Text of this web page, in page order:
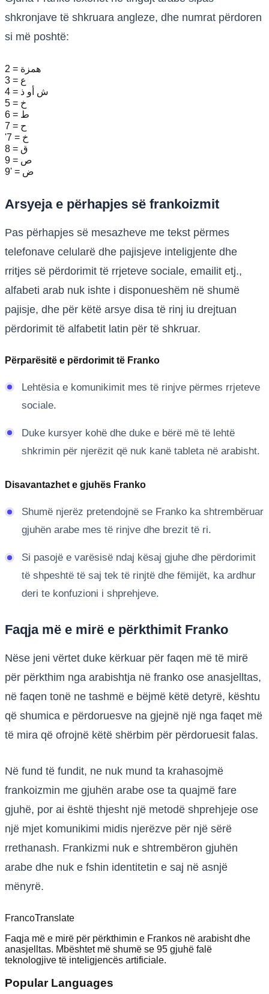
shkronjave të shkruara angleze, dhe numrat përdoren
si më poshtë:
2 = همزة
3 = ع
4 = ش أو ذ
5 = خ
6 = ط
7 = ح
'7 = خ
8 = ق
9 = ص
9' = ض
Arsyeja e përhapjes së frankoizmit
Pas përhapjes së mesazheve me tekst përmes
telefonave celularë dhe pajisjeve inteligjente dhe
rritjes së përdorimit të rrjeteve sociale, emailit etj.,
alfabeti arab nuk ishte i disponueshëm në shumë
pajisje, dhe për këtë arsye disa të rinj iu drejtuan
përdorimit të alfabetit latin për të shkruar.
Përparësitë e përdorimit të Franko
Lehtësia e komunikimit mes të rinjve përmes rrjeteve
sociale.
Duke kursyer kohë dhe duke e bërë më të lehtë
shkrimin për njerëzit që nuk kanë tableta në arabisht.
Disavantazhet e gjuhës Franko
Shumë njerëz pretendojnë se Franko ka shtrembëruar
gjuhën arabe mes të rinjve dhe brezit të ri.
Si pasojë e varësisë ndaj kësaj gjuhe dhe përdorimit
të shpeshtë të saj tek të rinjtë dhe fëmijët, ka ardhur
deri te konfuzioni i shprehjeve.
Faqja më e mirë e përkthimit Franko
Nëse jeni vërtet duke kërkuar për faqen më të mirë
për përkthim nga arabishtja në franko ose anasjelltas,
në faqen tonë ne tashmë e bëjmë këtë detyrë, kështu
që shumica e përdoruesve na gjejnë një nga faqet më
të mira që ofrojnë këtë shërbim për përdoruesit falas.
Në fund të fundit, ne nuk mund ta krahasojmë
frankoizmin me gjuhën arabe ose ta quajmë fare
gjuhë, por ai është thjesht një metodë shprehjeje ose
një mjet komunikimi midis njerëzve për një sërë
rrethanash. Frankizmi nuk e shtrembëron gjuhën
arabe dhe nuk e fshin identitetin e saj në asnjë
mënyrë.
FrancoTranslate
Faqja më e mirë për përkthimin e Frankos në arabisht dhe
anasjelltas. Mbështet më shumë se 95 gjuhë falë
teknologjive të inteligjencës artificiale.
Popular Languages